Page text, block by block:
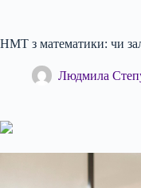
НМТ з математики: чи
Людмила